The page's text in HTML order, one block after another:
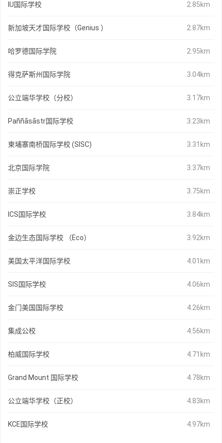
IU国际学校 2.85km
新加坡天才国际学校（Genius ） 2.87km
哈罗德国际学院 2.95km
得克萨斯州国际学院 3.04km
公立端华学校（分校） 3.17km
Paññāsāstr国际学校 3.23km
柬埔寨南桥国际学校 (SISC) 3.31km
北京国际学院 3.37km
崇正学校 3.75km
ICS国际学校 3.84km
金边生态国际学校 （Eco） 3.92km
美国太平洋国际学校 4.01km
SIS国际学校 4.06km
金门美国国际学校 4.26km
集成公校 4.56km
柏威国际学校 4.71km
Grand Mount 国际学校 4.78km
公立端华学校（正校） 4.83km
KCE国际学校 4.97km